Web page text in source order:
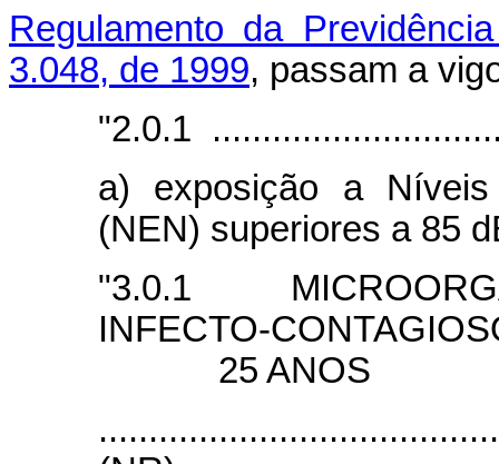
Regulamento da
3.048, de 1999, passam a
"2.0.1
a) exposição a Níveis
(NEN) superiores a 85
"3.0.1
INFECTO-
25 ANOS